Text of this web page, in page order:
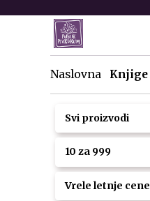
Naslovna Knjige
Svi proizvodi
10 za 999
Vrele letnje cene